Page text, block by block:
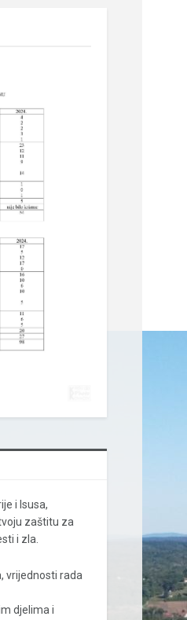
i Isusa,
zaštitu za
i zla.
vrijednosti rada
djelima i